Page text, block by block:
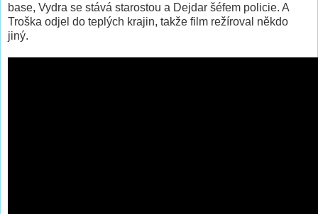
base, Vydra se stává starostou a Dejdar šéfem policie. A
Troška odjel do teplých krajin, takže film režíroval někdo
jiný.